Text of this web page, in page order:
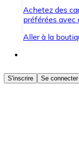
Achetez des
préférées avec
Aller à la
Acheter des
Achetez les
Convertissez
S'inscrire Se connecter